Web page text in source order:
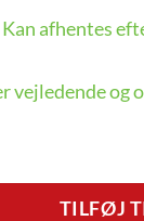
Kan afhentes
vejledende og
Gen 2 – 14″
TILFØJ